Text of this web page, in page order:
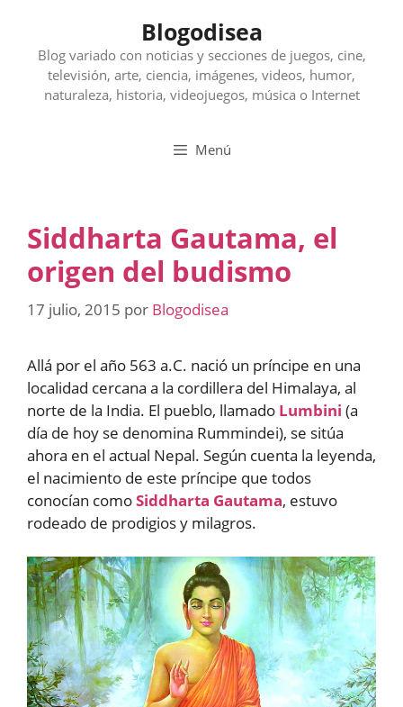
contenido
Blogodisea
Blog variado con noticias y secciones de juegos, cine,
televisión, arte, ciencia, imágenes, videos, humor,
naturaleza, historia, videojuegos, música o Internet
Menú
Siddharta Gautama, el
origen del budismo
17 julio, 2015 por Blogodisea
Allá por el año 563 a.C. nació un príncipe en una
localidad cercana a la cordillera del Himalaya, al
norte de la India. El pueblo, llamado Lumbini (a
día de hoy se denomina Rummindei), se sitúa
ahora en el actual Nepal. Según cuenta la leyenda,
el nacimiento de este príncipe que todos
conocían comoSiddharta Gautama, estuvo
rodeado de prodigios y milagros.